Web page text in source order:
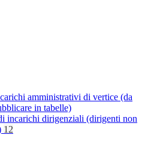
amministrativi di vertice (da
in tabelle)
incarichi dirigenziali (dirigenti non
12